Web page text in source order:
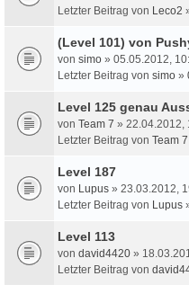
Letzter Beitrag von Leco2
(Level 101) von
von simo » 05.05.2012,
Letzter Beitrag von simo »
Level 125 genau
von Team 7 » 22.04.2012,
Letzter Beitrag von Team 7
Level 187
von Lupus » 23.03.2012,
Letzter Beitrag von Lupus
Level 113
von david4420 »
Letzter Beitrag von